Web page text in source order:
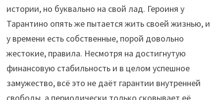
истории, но буквально на свой лад. Героиня у
Тарантино опять же пытается жить своей жизнью, и
у времени есть собственные, порой довольно
жестокие, правила. Несмотря на достигнутую
финансовую стабильность и в целом успешное
замужество, всё это не даёт гарантии внутренней